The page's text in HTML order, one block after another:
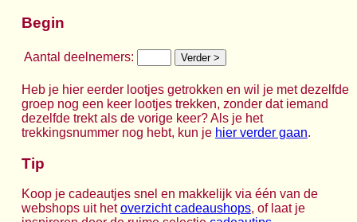
Begin
Aantal deelnemers:
Heb je hier eerder lootjes getrokken en wil je met dezelfde
groep nog een keer lootjes trekken, zonder dat iemand
dezelfde trekt als de vorige keer? Als je het
trekkingsnummer nog hebt, kun je hier verder gaan.
Tip
Koop je cadeautjes snel en makkelijk via één van de
webshops uit hetoverzicht cadeaushops, of laat je